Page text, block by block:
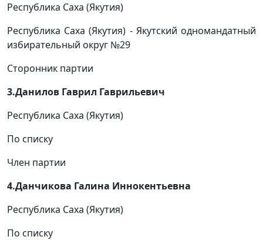
Республика Саха (Якутия)
Республика Саха (Якутия) - Якутский одномандатный
избирательный округ №29
Сторонник партии
3.Данилов Гаврил Гаврильевич
Республика Саха (Якутия)
По списку
Член партии
4.Данчикова Галина Иннокентьевна
Республика Саха (Якутия)
По списку